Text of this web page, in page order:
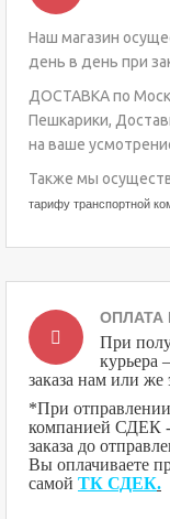
Наш магазин
день в день при
ДОСТАВКА по
Пешкарики,
на ваше
Также мы
тарифу транспортной
ОПЛАТА
При
курьера
заказа нам или же
*При
компанией СДЕК -
заказа до
Вы оплачиваете
самой ТК СДЕК.